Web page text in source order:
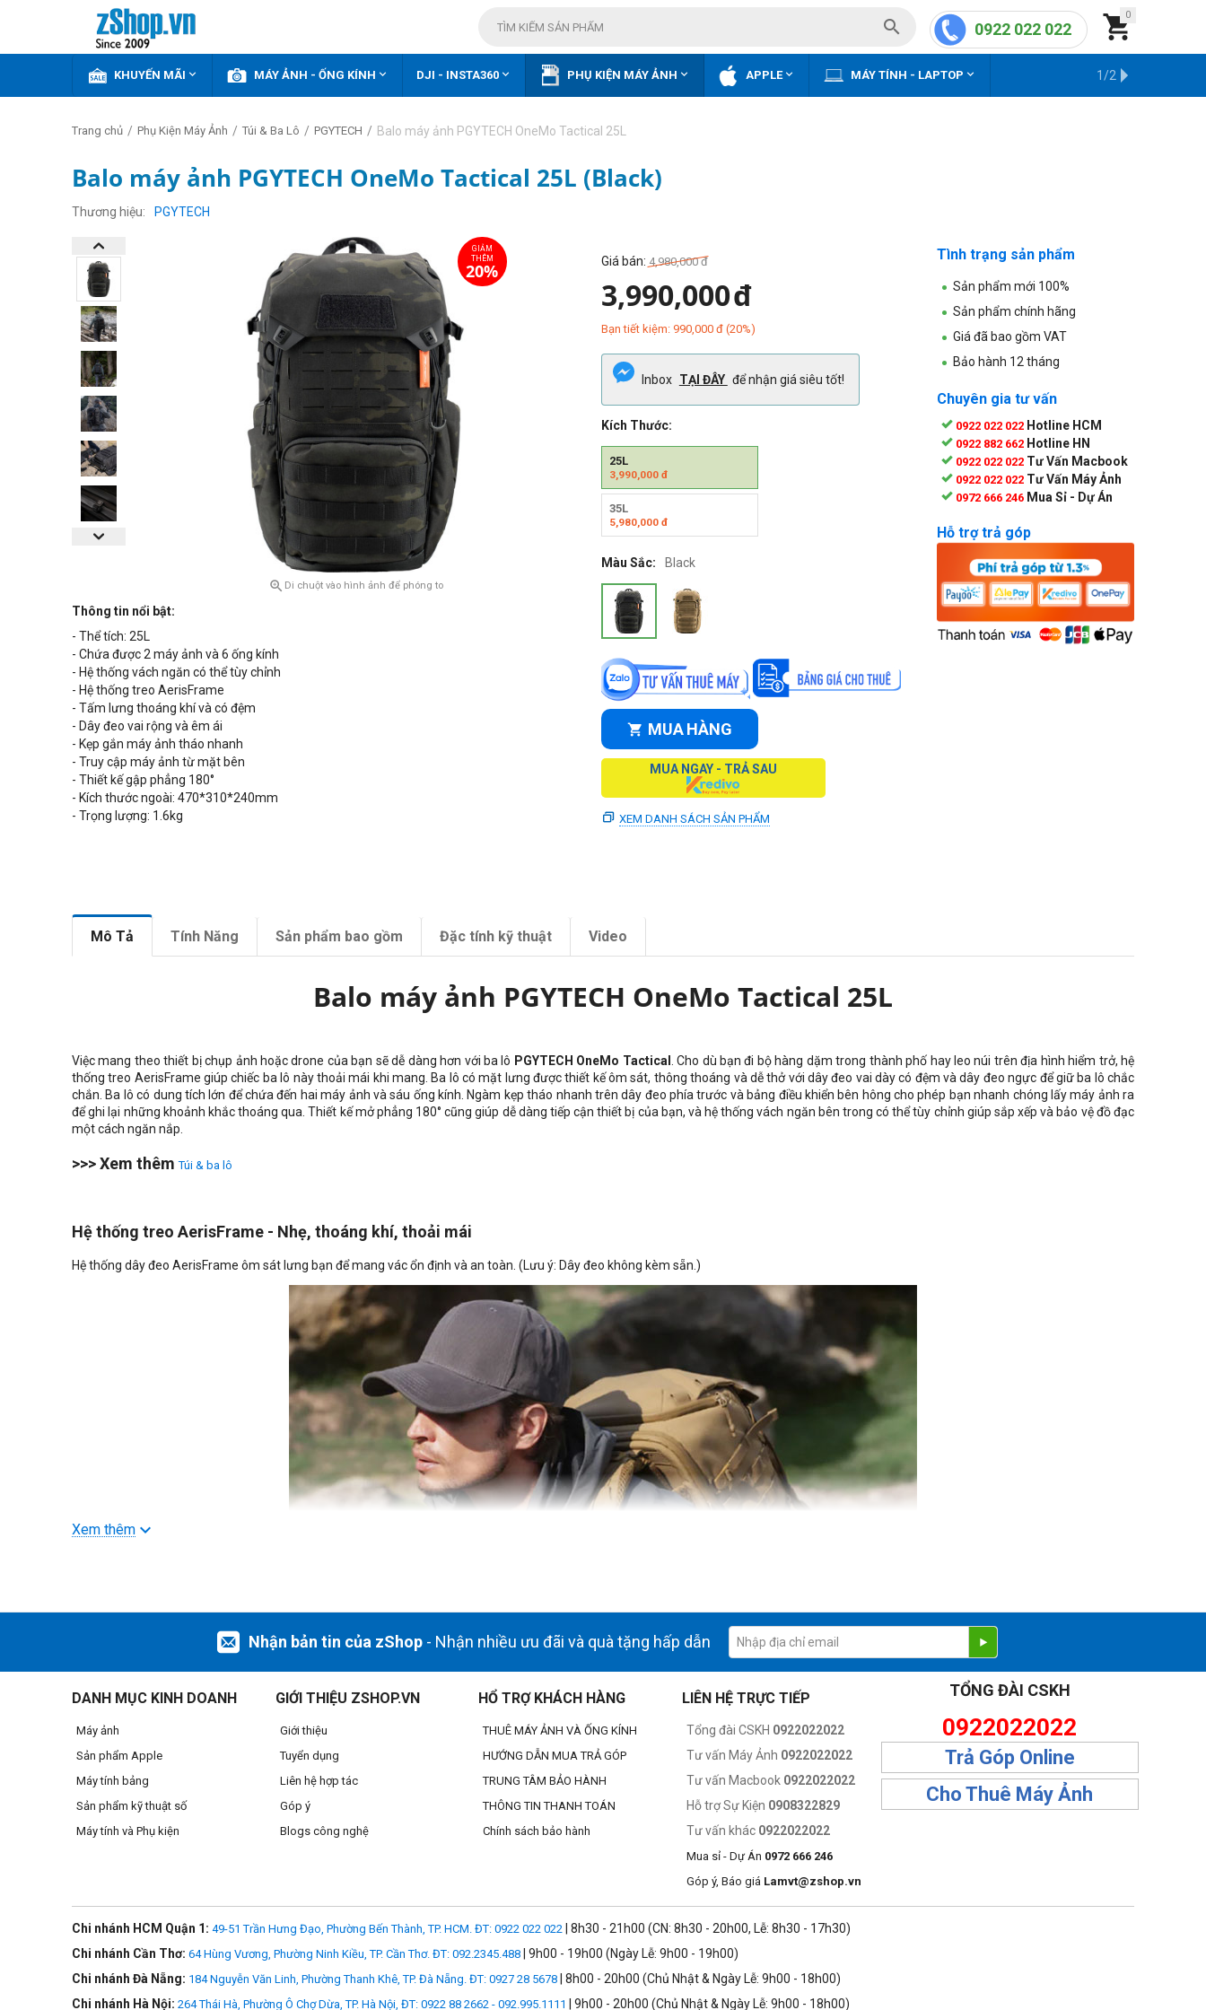
0

0922 022 022

KHUYẾN MÃI  MÁY ẢNH - ỐNG KÍNH  DJI - INSTA360  PHỤ KIỆN MÁY ẢNH  APPLE MÁY TÍNH - LAPTOP  KHO HÀNG CŨ
1/2
Trang chủ / Phụ Kiện Máy Ảnh / Túi & Ba Lô / PGYTECH / Balo máy ảnh PGYTECH OneMo Tactical 25L
Balo máy ảnh PGYTECH OneMo Tactical 25L (Black)
Thương hiệu PGYTECH
 Di chuột vào hình ảnh để phóng to
Thông tin nổi bật:
- Thể tích: 25L
- Chứa được 2 máy ảnh và 6 ống kính
- Hệ thống vách ngăn có thể tùy chỉnh
- Hệ thống treo AerisFrame
- Tấm lưng thoáng khí và có đệm
- Dây đeo vai rộng và êm ái
- Kẹp gắn máy ảnh tháo nhanh
- Truy cập máy ảnh từ mặt bên
- Thiết kế gập phẳng 180°
- Kích thước ngoài: 470*310*240mm
- Trọng lượng: 1.6kg
Giá bán: 4,980,000 đ
3,990,000đ
Bạn tiết kiệm: 990,000đ(20%)
Inbox TẠI ĐÂY để nhận giá siêu tốt!
Kích Thước:
25L
3,990,000đ
35L
5,980,000đ
Màu Sắc: Black
MUA HÀNG
MUA NGAY - TRẢ SAU
XEM DANH SÁCH SẢN PHẨM
Tình trạng sản phẩm
Sản phẩm mới 100%
Sản phẩm chính hãng
Giá đã bao gồm VAT
Bảo hành 12 tháng
Chuyên gia tư vấn
0922 022 022 Hotline HCM
0922 882 662 Hotline HN
0922 022 022 Tư Vấn Macbook
0922 022 022 Tư Vấn Máy Ảnh
0972 666 246 Mua Sỉ - Dự Án
Hỗ trợ trả góp
Mô Tả Tính Năng Sản phẩm bao gồm Đặc tính kỹ thuật Video
Balo máy ảnh PGYTECH OneMo Tactical 25L
Việc mang theo thiết bị chụp ảnh hoặc drone của bạn sẽ dễ dàng hơn với ba lô PGYTECH OneMo Tactical
. Cho dù bạn đi bộ hàng dặm trong thành phố hay leo núi trên địa hình hiểm trở, hệ
thống treo AerisFrame giúp chiếc ba lô này thoải mái khi mang. Ba lô có mặt lưng được thiết kế ôm sát, thông thoáng và dễ thở với dây đeo vai dày có đệm và dây đeo ngực để giữ ba lô chắc
chắn. Ba lô có dung tích lớn để chứa đến hai máy ảnh và sáu ống kính. Ngàm kẹp tháo nhanh trên dây đeo phía trước và bảng điều khiển bên hông cho phép bạn nhanh chóng lấy máy ảnh ra
để ghi lại những khoảnh khắc thoáng qua. Thiết kế mở phẳng 180° cũng giúp dễ dàng tiếp cận thiết bị của bạn, và hệ thống vách ngăn bên trong có thể tùy chỉnh giúp sắp xếp và bảo vệ đồ đạc
một cách ngăn nắp.
>>> Xem thêmTúi & ba lô
Hệ thống treo AerisFrame - Nhẹ, thoáng khí, thoải mái
Hệ thống dây đeo AerisFrame ôm sát lưng bạn để mang vác ổn định và an toàn. (Lưu ý: Dây đeo không kèm sẵn.)
Tấm lưng thoáng khí treo
Luồng không khí cả ngày và khả năng tản nhiệt tối đa giúp lưng bạn luôn mát mẻ và khô ráo.
Xem thêm
Nhận bản tin của zShop - Nhận nhiều ưu đãi và quà tặng hấp dẫn
DANH MỤC KINH DOANH
Máy ảnh
Sản phẩm Apple
Máy tính bảng
Sản phẩm kỹ thuật số
Máy tính và Phụ kiện
GIỚI THIỆU ZSHOP.VN
Giới thiệu
Tuyển dụng
Liên hệ hợp tác
Góp ý
Blogs công nghệ
HỔ TRỢ KHÁCH HÀNG
THUÊ MÁY ẢNH VÀ ỐNG KÍNH
HƯỚNG DẪN MUA TRẢ GÓP
TRUNG TÂM BẢO HÀNH
THÔNG TIN THANH TOÁN
Chính sách bảo hành
LIÊN HỆ TRỰC TIẾP
Tổng đài CSKH 0922022022
Tư vấn Máy Ảnh 0922022022
Tư vấn Macbook 0922022022
Hỗ trợ Sự Kiện 0908322829
Tư vấn khác 0922022022
Mua sỉ - Dự Án 0972 666 246
Góp ý, Báo giá Lamvt@zshop.vn
TỔNG ĐÀI CSKH
0922022022
Trả Góp Online
Cho Thuê Máy Ảnh
Chi nhánh HCM Quận 1: 49-51 Trần Hưng Đạo, Phường Bến Thành, TP. HCM. ĐT: 0922 022 022 | 8h30 - 21h00 (CN: 8h30 - 20h00, Lễ: 8h30 - 17h30)
Chi nhánh Cần Thơ: 64 Hùng Vương, Phường Ninh Kiều, TP. Cần Thơ. ĐT: 092.2345.488 | 9h00 - 19h00 (Ngày Lễ: 9h00 - 19h00)
Chi nhánh Đà Nẵng: 184 Nguyễn Văn Linh, Phường Thanh Khê, TP. Đà Nẵng. ĐT: 0927 28 5678 | 8h00 - 20h00 (Chủ Nhật & Ngày Lễ: 9h00 - 18h00)
Chi nhánh Hà Nội: 264 Thái Hà, Phường Ô Chợ Dừa, TP. Hà Nội, ĐT: 0922 88 2662 - 092.995.1111 | 9h00 - 20h00 (Chủ Nhật & Ngày Lễ: 9h00 - 18h00)